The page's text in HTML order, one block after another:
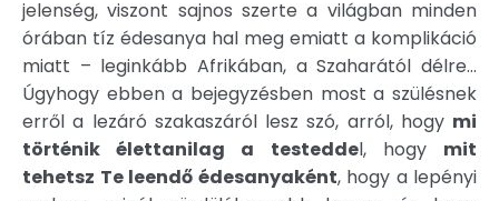
jelenség, viszont sajnos szerte a világban minden
órában tíz édesanya hal meg emiatt a komplikáció
miatt – leginkább Afrikában, a Szaharától délre…
Úgyhogy ebben a bejegyzésben most a szülésnek
erről a lezáró szakaszáról lesz szó, arról, hogy mi
történik élettanilag a testeddel, hogy mit
tehetsz Te leendő édesanyaként, hogy a lepényi